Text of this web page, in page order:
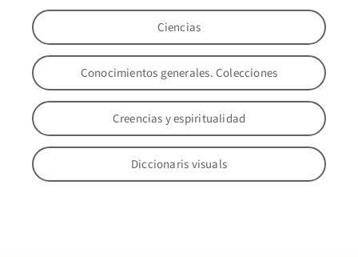
Ciencias
Conocimientos generales. Colecciones
Creencias y espiritualidad
Diccionaris visuals